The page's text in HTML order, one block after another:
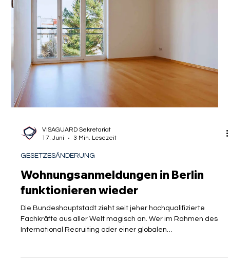
Mirko Vorreuter, LL.B.
18. Juni
3 Min. Lesezeit
GESETZESÄNDERUNG
Visumsregelungen für Künstler in
Die Berliner Luft galt lange Zeit als Synonym für kreative
ausländischer Kulturschaffender, hochqualifizierter Young
Schritt in die deutsche Hauptstadt wagte, traf auf ein
Ökosystem, das Talente mit offenen Armen empfing. Berlin
und globalen Talenten den Zugang zum lokalen Arbeitsmarkt
erleichtert. Doch hinter